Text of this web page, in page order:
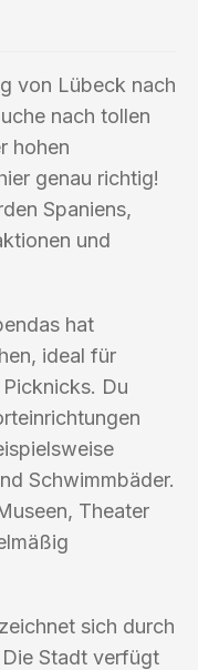
von Lübeck nach
nach tollen
hohen
genau richtig!
Spaniens,
und
hat
ideal für
Du
Schwimmbäder.
Theater
sich durch
Stadt verfügt